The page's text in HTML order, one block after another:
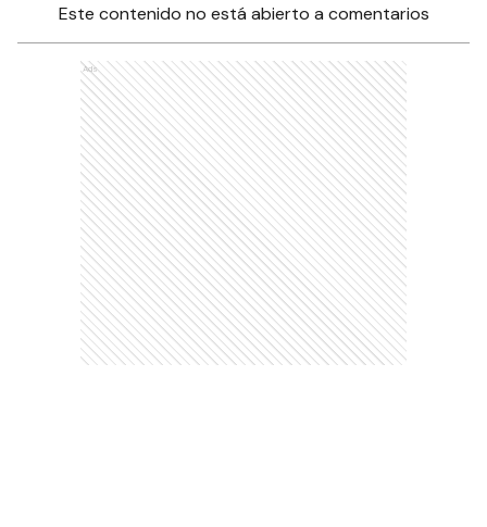
Este contenido no está abierto a comentarios
Ads